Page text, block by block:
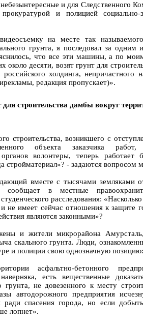
и для Следственного
прокуратурой и полицией социально-
на месте так
грунта, я последовал за одним
что все эти машины, а по
около десяти, возят грунт для
российского холдинга,
редакция пропускает)».
строительства дамбы вокруг
строительства, возникшего с
объекта заказчика
органов волонтеры, теперь
стройматериал»? - задаются вопросом
вместе с тысячами земляками
сообщает в местные
расследования:
не имеет сейчас отношения к защите
являются законными»?
и жители микрорайона
скального грунта. Люди,
и полиции свою однозначную позицию:
асфальтно-бетонного
есть вещественные
грунта, не довезенного к месту
автодорожного предприятия
ради спасения города, но если
лопнет».